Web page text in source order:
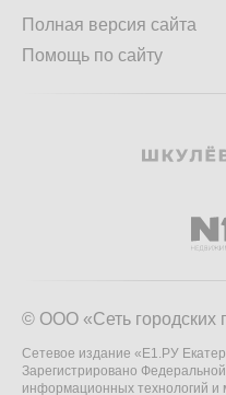
Полная версия сайта
Помощь по сайту
© ООО «Сеть городских
Сетевое издание «Е1.РУ
Зарегистрировано
информационных технологий и